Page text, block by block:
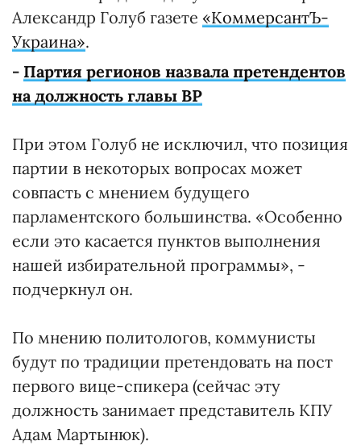
Александр Голуб газете «КоммерсантЪ-
Украина».
- Партия регионов назвала претендентов
на должность главы ВР
При этом Голуб не исключил, что позиция
партии в некоторых вопросах может
совпасть с мнением будущего
парламентского большинства. «Особенно
если это касается пунктов выполнения
нашей избирательной программы», -
подчеркнул он.
По мнению политологов, коммунисты
будут по традиции претендовать на пост
первого вице-спикера (сейчас эту
должность занимает представитель КПУ
Адам Мартынюк).